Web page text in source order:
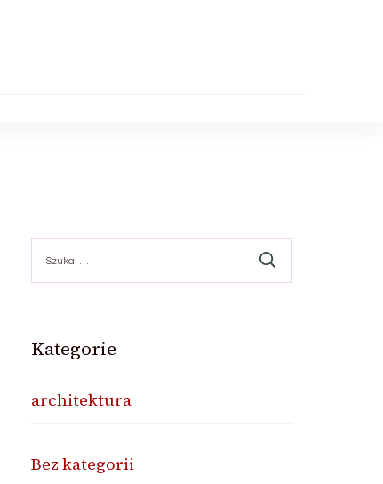
Kategorie
architektura
Bez kategorii